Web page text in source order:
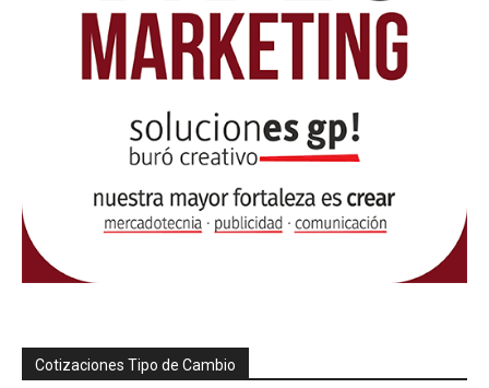
Cotizaciones Tipo de Cambio